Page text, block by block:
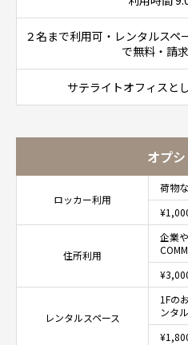
２名まで利用可・レンタルスペ
で無料・請
サテライトオフィスと
オプ
ロッカー利用
荷物
住所利用
企業
レンタルスペース
1Fの
ンタル